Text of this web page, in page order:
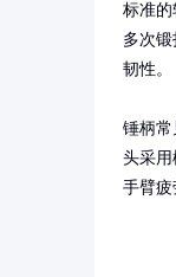
标准的
多次
韧性。
锤柄常
头采
手臂疲